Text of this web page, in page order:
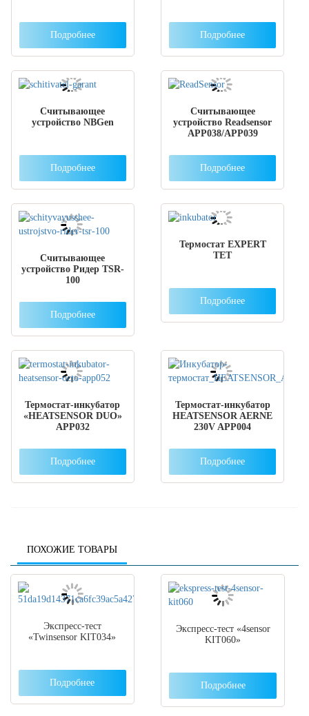
Подробнее Подробнее
Считывающее
устройство NBGen
Подробнее
Считывающее
устройство Readsensor
APP038/APP039
Подробнее
Считывающее
устройство Ридер TSR-
100
Подробнее
Термостат EXPERT
TET
Подробнее
Термостат-инкубатор
«HEATSENSOR DUO»
APP032
Подробнее
Термостат-инкубатор
HEATSENSOR AERNE
230V APP004
Подробнее
ПОХОЖИЕ ТОВАРЫ
Экспресс-тест
«Twinsensor KIT034»
Подробнее
Экспресс-тест «4sensor
KIT060»
Подробнее